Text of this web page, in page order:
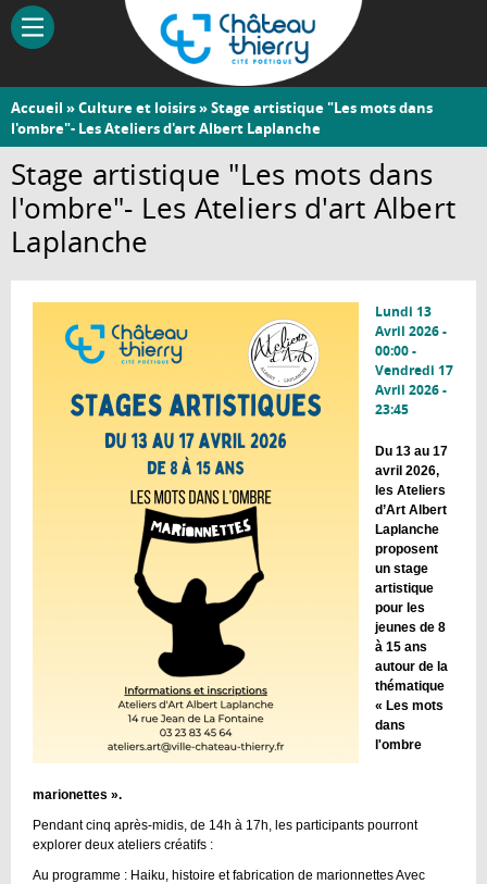
Aller
contenu
Château-
Thierry
Vous
êtes
ici
Accueil »Culture et loisirs» Stage artistique "Les mots dans
l'ombre"- Les Ateliers d'art Albert Laplanche
Stage artistique "Les mots dans
l'ombre"- Les Ateliers d'art Albert
Laplanche
Lundi 13
Avril 2026 -
00:00-
Vendredi 17
Avril 2026 -
23:45
Du 13 au 17
avril 2026,
les Ateliers
d’Art Albert
Laplanche
proposent
un stage
artistique
pour les
jeunes de 8
à 15 ans
autour de la
thématique
« Les mots
dans
l'ombre
marionettes ».
Pendant cinq après-midis, de 14h à 17h, les participants pourront
explorer deux ateliers créatifs :
Au programme : Haiku, histoire et fabrication de marionnettes Avec